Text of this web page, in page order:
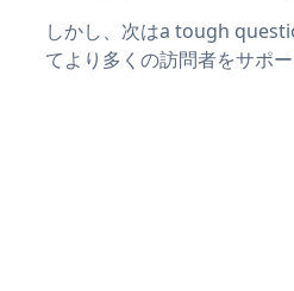
しかし、次はa tough
てより多くの訪問者をサポ